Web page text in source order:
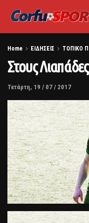
Home ΕΙΔΗΣΕΙΣ ΤΟΠΙΚΟ
Στους
Τετάρτη, 19 / 07 / 2017